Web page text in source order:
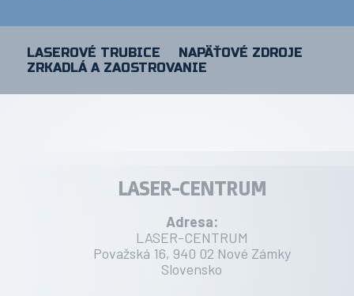
LASEROVÉ TRUBICE
NAPÄŤOVÉ ZDROJE
ZRKADLÁ A ZAOSTROVANIE
LASER-CENTRUM
Adresa:
LASER-CENTRUM
Považská 16, 940 02 Nové Zámky
Slovensko